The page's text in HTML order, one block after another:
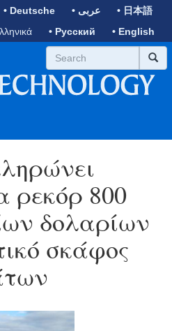
• Deutsche • عربى
• 日本語
• Русский • English
ρεκόρ 800
δολαρίων
σκάφος